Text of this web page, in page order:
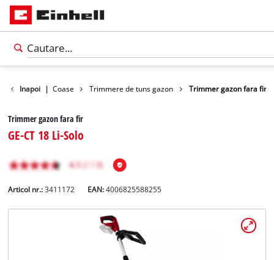
Inapoi |
Trimere / Coase Trimmere de tuns gazon Trimmer gazon fara fir
Trimmer gazon fara fir
GE-CT 18 Li-Solo
Articol nr.: 3411172 EAN:4006825588255